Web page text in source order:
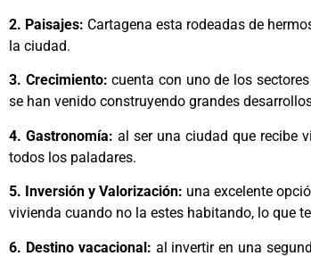
2. Paisajes: Cartagena esta rodeadas de
la ciudad.
3. Crecimiento:cuenta con uno de los
se han venido construyendo grandes
4. Gastronomía: al ser una ciudad que recibe
todos los paladares.
5. Inversión y Valorización: una excelente
vivienda cuando no la estes habitando, lo que
6. Destino vacacional: al invertir en una